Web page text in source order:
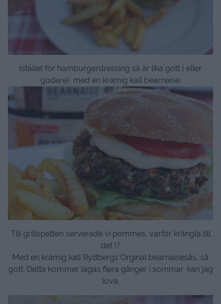
Istället för hamburgerdressing så är lika gott ( eller
godare) med en krämig kall bearnaise.
Till grillspetten serverade vi pommes, varför krångla till
det !?
Med en krämig kall Rydbergs Orginal bearnaisesås, så
gott. Detta kommer lagas flera gånger i sommar, kan jag
lova.